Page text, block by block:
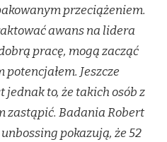
przeciążeniem.
awans na lidera
pracę, mogą zacząć
Jeszcze
to, że takich osób z
zastąpić. Badania Robert
pokazują, że 52